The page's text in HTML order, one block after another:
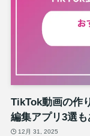
TikTok動画の作
編集アプリ3選
12月 31, 2025